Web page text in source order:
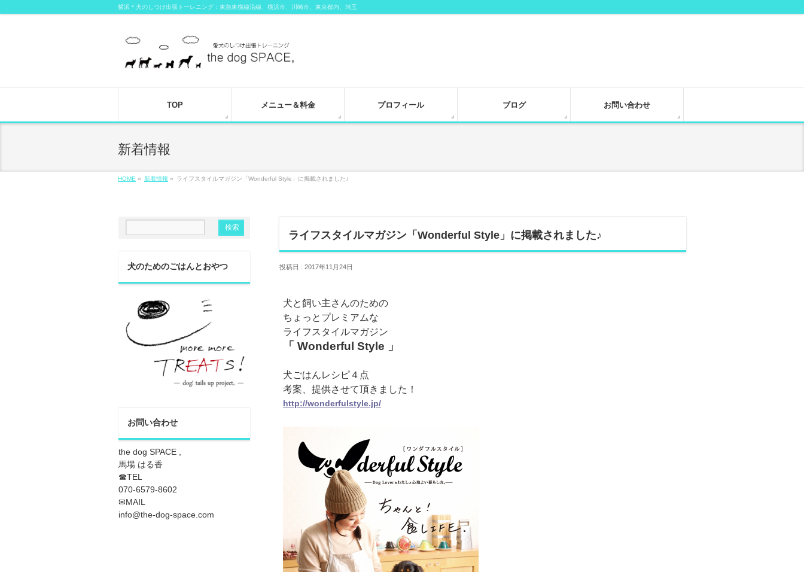
横浜＊犬のしつけ出張トーレニング：東急東横線沿線、横浜市、川崎市、東京都内、埼玉
TOP メニュー＆料金 プロフィール ブログ お問い合わせ
新着情報
HOME » 新着情報 » ライフスタイルマガジン「Wonderful Style」に掲載されました♪
ライフスタイルマガジン「Wonderful Style」に掲載されました♪
投稿日 : 2017年11月24日
犬と飼い主さんのための
ちょっとプレミアムな
ライフスタイルマガジン
「 Wonderful Style 」
犬ごはんレシピ４点
考案、提供させて頂きました！
http://wonderfulstyle.jp/
犬のためのごはんとおやつ
お問い合わせ
the dog SPACE ,
馬場 はる香
☎TEL
070-6579-8602
✉MAIL
info@the-dog-space.com